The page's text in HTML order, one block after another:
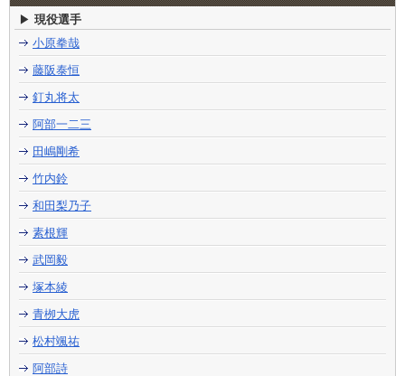
現役選手
小原拳哉
藤阪泰恒
釘丸将太
阿部一二三
田嶋剛希
竹内鈴
和田梨乃子
素根輝
武岡毅
塚本綾
青栁大虎
松村颯祐
阿部詩